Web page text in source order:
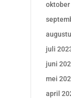
oktober
juli
juni
mei
april